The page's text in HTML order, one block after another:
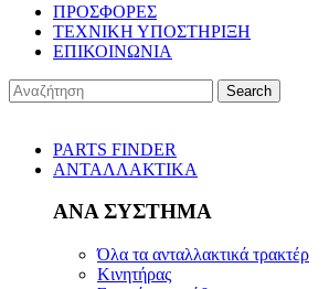
ΠΡΟΣΦΟΡΕΣ
ΤΕΧΝΙΚΗ ΥΠΟΣΤΗΡΙΞΗ
ΕΠΙΚΟΙΝΩΝΙΑ
Search
PARTS FINDER
ΑΝΤΑΛΛΑΚΤΙΚΑ
ΑΝΑ ΣΥΣΤΗΜΑ
Όλα τα ανταλλακτικά τρακτέρ
Κινητήρας